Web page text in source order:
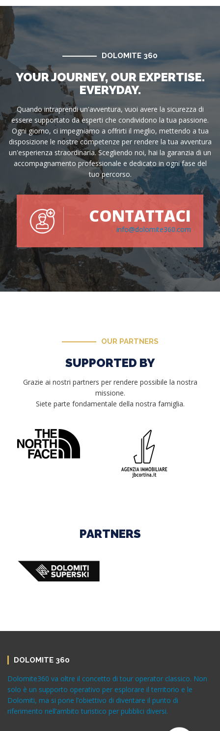
DOLOMITE 360
YOUR JOURNEY, OUR EXPERTISE.
EVERYDAY.
Quando intraprendi un'avventura, vuoi avere la sicurezza di
essere supportato da esperti che condividono la tua passione.
Ogni giorno, ci impegniamo a offrirti il meglio, mettendo a tua
disposizione le nostre competenze per rendere la tua avventura
un'esperienza straordinaria. Scegliendo noi, hai la garanzia di un
accompagnamento professionale e dedicato in ogni fase del
tuo percorso.
CONTATTACI
info@dolomite360.com
OUR PARTNERS
SUPPORTED BY
Grazie ai nostri partners per rendere possibile la nostra
missione.
Siete parte fondamentale della nostra famiglia.
PARTNERS
DOLOMITE 360
Dolomite360 va oltre il concetto di tour operator classico. Non
solo è un supporto operativo per esplorare il territorio e le
Dolomiti, ma si pone l’obiettivo di diventare il punto di
riferimento nell’ambito turistico per pubblici diversi.